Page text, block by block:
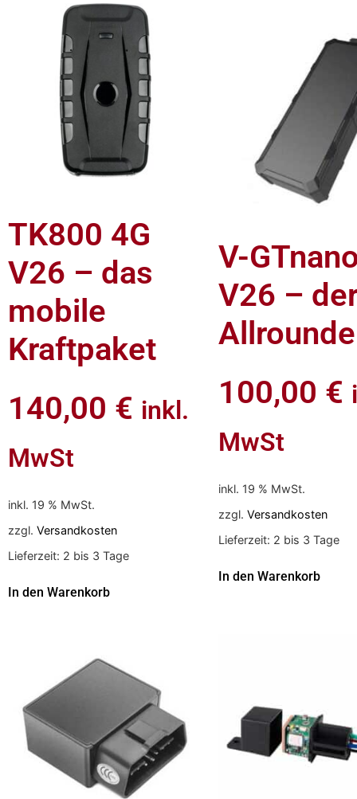
TK800 4G
V26 – das
mobile
Kraftpaket
140,00 € inkl.
MwSt
inkl. 19 % MwSt.
zzgl. Versandkosten
Lieferzeit: 2 bis 3 Tage
In den Warenkorb
V-
V26 –
100,00 €
MwSt
inkl. 19 % MwSt.
zzgl. Versandkosten
Lieferzeit: 2 bis 3 Tage
In den Warenkorb